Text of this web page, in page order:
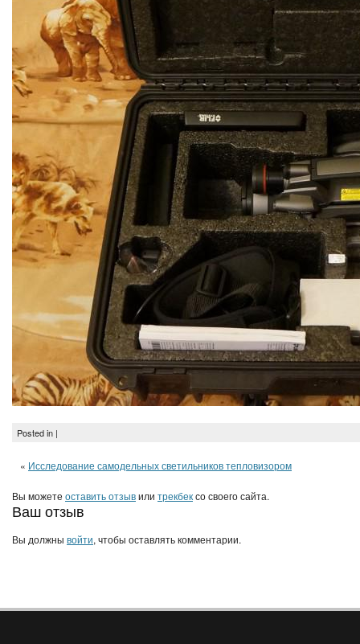
Posted in |
« Исследование самодельных светильников тепловизором
Вы можете оставить отзывили трекбексо своего сайта.
Ваш отзыв
Вы должны войти, чтобы оставлять комментарии.